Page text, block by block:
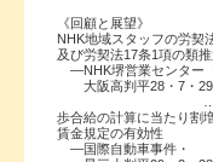
《回顧と展望》
NHK地域スタッフの労契
及び労契法17条1項の類
―NHK堺営業センター
大阪高判平28・7・29
歩合給の計算に当たり割
賃金規定の有効性
―国際自動車事件・